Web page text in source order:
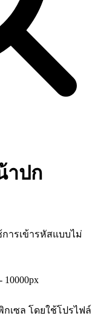
าปก
การเข้ารหัสแบบไม่
กเซล โดยใช้โปรไฟล์